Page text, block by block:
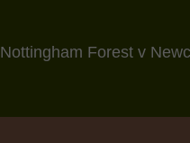
Nottingham Forest v